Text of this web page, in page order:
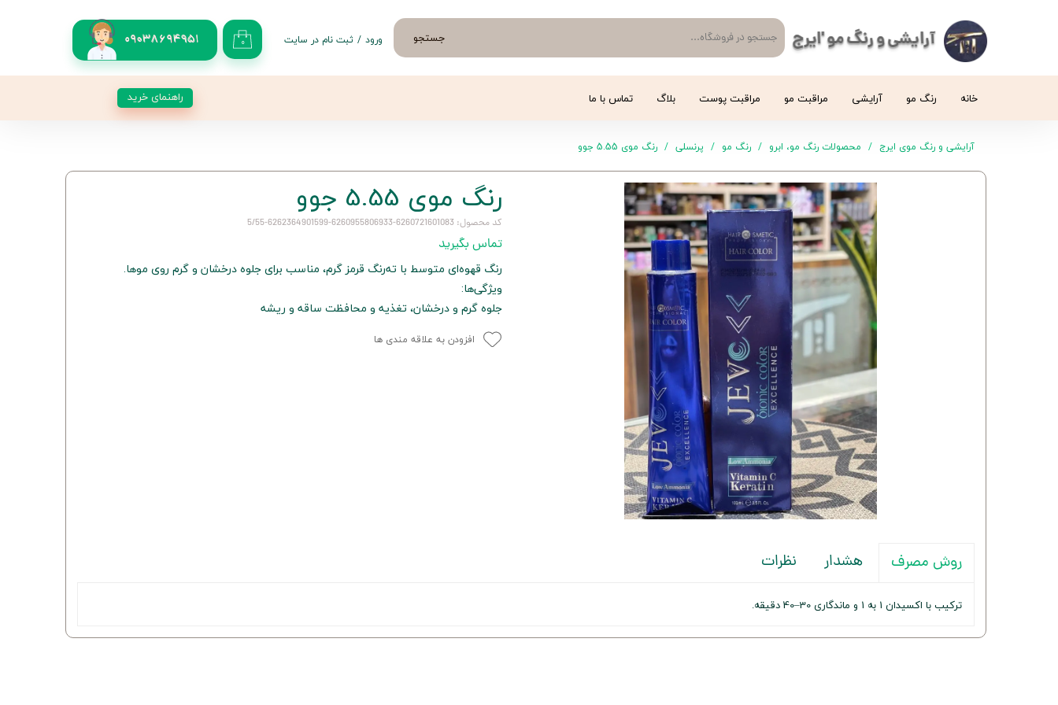
آرایشی و رنگ مو 'ایرج 09038694951 جستجو ۰ ورود / ثبت نام در سایت
خانه رنگ مو آرایشی مراقبت مو مراقبت پوست بلاگ تماس با ما راهنمای خرید
آرایشی و رنگ موی ایرج محصولات رنگ مو، ابرو رنگ مو پرنسلی رنگ موی 5.55 جوو
رنگ موی 5.55 جوو
کد محصول: 6260721601083-6260955806933-6262364901599-5/55
تماس بگیرید
رنگ قهوه‌ای متوسط با ته‌رنگ قرمز گرم، مناسب برای جلوه درخشان و گرم روی موها.
ویژگی‌ها:
جلوه گرم و درخشان، تغذیه و محافظت ساقه و ریشه
افزودن به علاقه مندی ها
روش مصرف هشدار نظرات
ترکیب با اکسیدان 1 به 1 و ماندگاری 30–40 دقیقه.